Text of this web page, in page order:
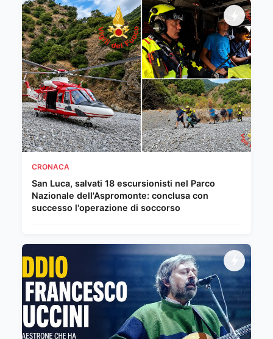
CRONACA
San Luca, salvati 18 escursionisti nel Parco
Nazionale dell'Aspromonte: conclusa con
successo l'operazione di soccorso